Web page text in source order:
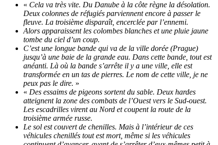
« Cela va très vite. Du Danube à la côte règne la désolation.
Deux colonnes de réfugiés parviennent encore à passer le
fleuve. La troisième disparaît, encerclée par l’ennemi.
Alors apparaissent les colombes blanches et une pluie jaune
tombe du ciel d’un coup.
C’est une longue bande qui va de la ville dorée (Prague)
jusqu’à une baie de la grande eau. Dans cette bande, tout est
anéanti. Là où la bande s’arrête il y a une ville, elle est
transformée en un tas de pierres. Le nom de cette ville, je ne
peux pas le dire. »
« Des essaims de pigeons sortent du sable. Deux hardes
atteignent la zone des combats de l’Ouest vers le Sud-ouest.
Les escadrilles virent au Nord et coupent la route de la
troisième armée russe.
Le sol est couvert de chenilles. Mais à l’intérieur de ces
véhicules chenillés tout est mort, même si les véhicules